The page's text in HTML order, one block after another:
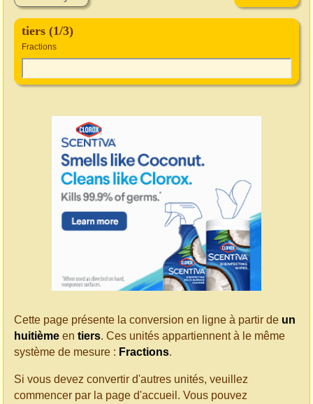
tiers (1/3)
Fractions
Cette page présente la conversion en ligne à partir de un
huitième en tiers. Ces unités appartiennent à le même
système de mesure : Fractions.
Si vous devez convertir d'autres unités, veuillez
commencer par la page d'accueil. Vous pouvez